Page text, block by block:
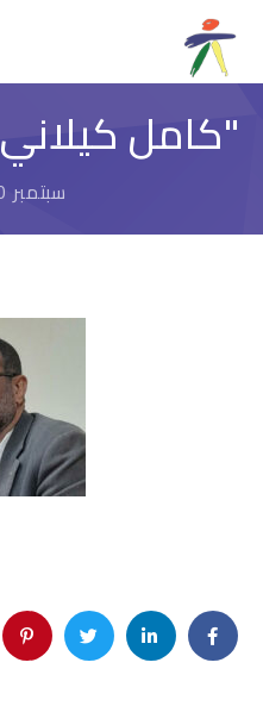
"كامل كيلاني"
سبتمبر 10, 2022